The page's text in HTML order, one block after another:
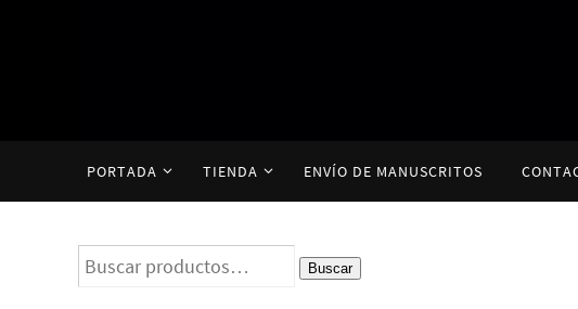
contenido
PORTADA TIENDA ENVÍO DE MANUSCRITOS
Buscar
por:
Buscar